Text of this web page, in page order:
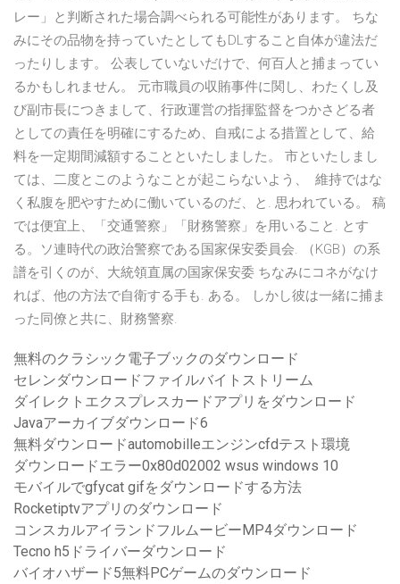
レー」と判断された場合調べられる可能性があります。 ちな
みにその品物を持っていたとしてもDLすること自体が違法だ
ったりします。 公表していないだけで、何百人と捕まってい
るかもしれません。 元市職員の収賄事件に関し、わたくし及
び副市長につきまして、行政運営の指揮監督をつかさどる者
としての責任を明確にするため、自戒による措置として、給
料を一定期間減額することといたしました。 市といたしまし
ては、二度とこのようなことが起こらないよう、 維持ではな
く私腹を肥やすために働いているのだ、と. 思われている。 稿
では便宜上、「交通警察」「財務警察」を用いること. とす
る。ソ連時代の政治警察である国家保安委員会. （KGB）の系
譜を引くのが、大統領直属の国家保安委 ちなみにコネがなけ
れば、他の方法で自衛する手も. ある。 しかし彼は一緒に捕ま
った同僚と共に、財務警察.
無料のクラシック電子ブックのダウンロード
セレンダウンロードファイルバイトストリーム
ダイレクトエクスプレスカードアプリをダウンロード
Javaアーカイブダウンロード6
無料ダウンロードautomobilleエンジンcfdテスト環境
ダウンロードエラー0x80d02002 wsus windows 10
モバイルでgfycat gifをダウンロードする方法
Rocketiptvアプリのダウンロード
コンスカルアイランドフルムービーMP4ダウンロード
Tecno h5ドライバーダウンロード
バイオハザード5無料PCゲームのダウンロード